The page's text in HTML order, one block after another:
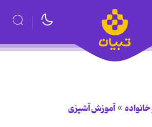
آموزش آشپزی